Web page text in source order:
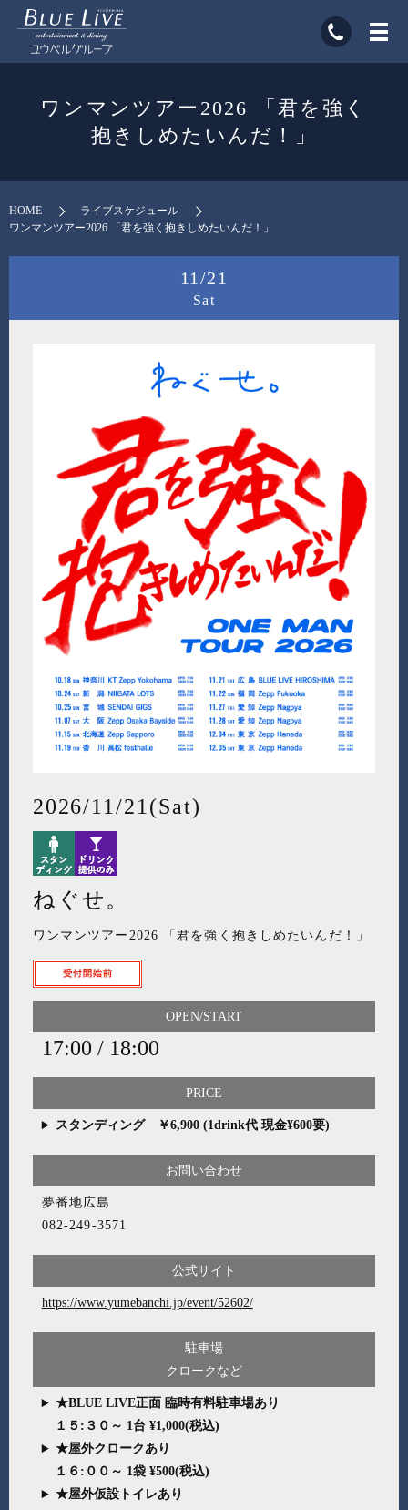
ワンマンツアー2026 「君を強く
抱きしめたいんだ！」
HOME
ライブスケジュール
ワンマンツアー2026 「君を強く抱きしめたいんだ！」
11/21
Sat
2026/11/21(Sat)
ねぐせ。
ワンマンツアー2026 「君を強く抱きしめたいんだ！」
OPEN/START
17:00 / 18:00
PRICE
スタンディング ￥6,900 (1drink代 現金¥600要)
お問い合わせ
夢番地広島
082-249-3571
公式サイト
https://www.yumebanchi.jp/event/52602/
駐車場
クロークなど
★BLUE LIVE正面 臨時有料駐車場あり
１５:３０～ 1台 ¥1,000(税込)
★屋外クロークあり
１６:００～ 1袋 ¥500(税込)
★屋外仮設トイレあり